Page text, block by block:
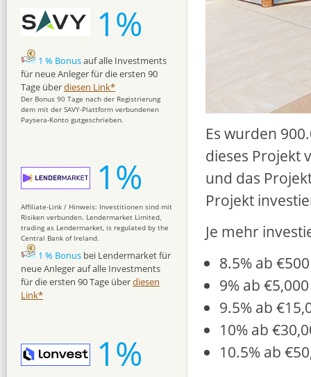
Es wurden
dieses Projekt
und das
Projekt
Je mehr
8.5% ab
9% ab
9.5% ab
10% ab
10.5% ab
1%
1 % Bonusauf alle Investments
für neue Anleger für die ersten 90
Tage überdiesen Link*
Der Bonus 90 Tage nach der Registrierung
dem mit der SAVY-Plattform verbundenen
Paysera-Konto gutgeschrieben.
1%
Affiliate-Link / Hinweis: Investitionen sind mit
Risiken verbunden. Lendermarket Limited,
trading as Lendermarket, is regulated by the
Central Bank of Ireland.
1 % Bonus bei Lendermarket für
neue Anleger auf alle Investments
für die ersten 90 Tage überdiesen
Link*
1%